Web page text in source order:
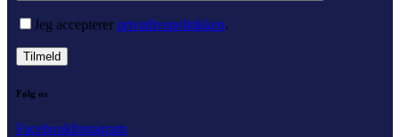
Jeg accepterer privatlivspolitikken.
Følg os
FacebookInstagram